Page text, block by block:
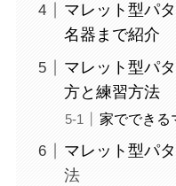
マレット型パ
名器まで紹介
マレット型パ
方と練習方法
家でできる
マレット型パ
法